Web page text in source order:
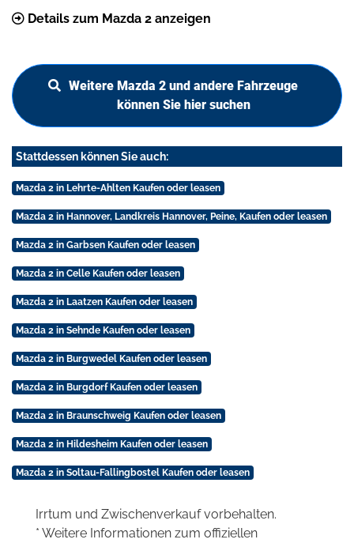
Details zum Mazda 2 anzeigen
Weitere Mazda 2 und andere Fahrzeuge
können Sie hier suchen
Stattdessen können Sie auch:
Mazda 2 in Lehrte-Ahlten Kaufen oder leasen
Mazda 2 in Hannover, Landkreis Hannover, Peine, Kaufen oder leasen
Mazda 2 in Garbsen Kaufen oder leasen
Mazda 2 in Celle Kaufen oder leasen
Mazda 2 in Laatzen Kaufen oder leasen
Mazda 2 in Sehnde Kaufen oder leasen
Mazda 2 in Burgwedel Kaufen oder leasen
Mazda 2 in Burgdorf Kaufen oder leasen
Mazda 2 in Braunschweig Kaufen oder leasen
Mazda 2 in Hildesheim Kaufen oder leasen
Mazda 2 in Soltau-Fallingbostel Kaufen oder leasen
Irrtum und Zwischenverkauf vorbehalten.
* Weitere Informationen zum offiziellen